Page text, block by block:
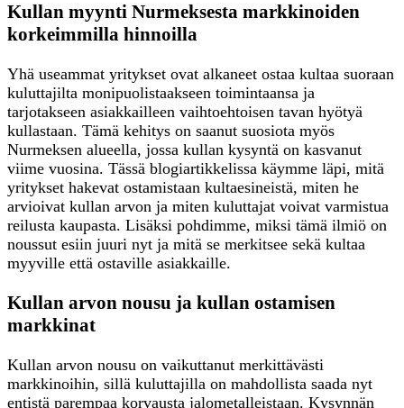
Kullan myynti Nurmeksesta markkinoiden
korkeimmilla hinnoilla
Yhä useammat yritykset ovat alkaneet ostaa kultaa suoraan
kuluttajilta monipuolistaakseen toimintaansa ja
tarjotakseen asiakkailleen vaihtoehtoisen tavan hyötyä
kullastaan. Tämä kehitys on saanut suosiota myös
Nurmeksen alueella, jossa kullan kysyntä on kasvanut
viime vuosina. Tässä blogiartikkelissa käymme läpi, mitä
yritykset hakevat ostamistaan kultaesineistä, miten he
arvioivat kullan arvon ja miten kuluttajat voivat varmistua
reilusta kaupasta. Lisäksi pohdimme, miksi tämä ilmiö on
noussut esiin juuri nyt ja mitä se merkitsee sekä kultaa
myyville että ostaville asiakkaille.
Kullan arvon nousu ja kullan ostamisen
markkinat
Kullan arvon nousu on vaikuttanut merkittävästi
markkinoihin, sillä kuluttajilla on mahdollista saada nyt
entistä parempaa korvausta jalometalleistaan. Kysynnän